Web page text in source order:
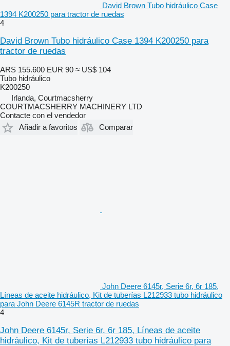
David Brown Tubo hidráulico Case
1394 K200250 para tractor de ruedas
4
David Brown Tubo hidráulico Case 1394 K200250 para
tractor de ruedas
ARS 155.600 EUR 90 ≈ US$ 104
Tubo hidráulico
K200250
Irlanda, Courtmacsherry
COURTMACSHERRY MACHINERY LTD
Contacte con el vendedor
Añadir a favoritos
Comparar
John Deere 6145r, Serie 6r, 6r 185,
Líneas de aceite hidráulico, Kit de tuberías L212933 tubo hidráulico
para John Deere 6145R tractor de ruedas
4
John Deere 6145r, Serie 6r, 6r 185, Líneas de aceite
hidráulico, Kit de tuberías L212933 tubo hidráulico para